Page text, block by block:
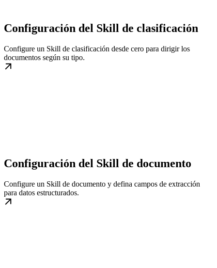
Configuración del Skill de clasificación
Configure un Skill de clasificación desde cero para dirigir los
documentos según su tipo.
Configuración del Skill de documento
Configure un Skill de documento y defina campos de extracción
para datos estructurados.